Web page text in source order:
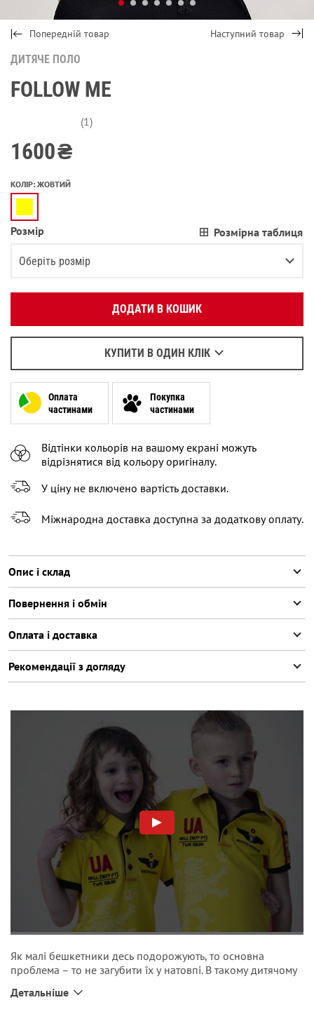
Попередній товар Наступний товар
ДИТЯЧЕ ПОЛО
FOLLOW ME
(1)
1600₴
КОЛІР: ЖОВТИЙ
Розмір Розмірна таблиця
Оберіть розмір
1-2 (80-92 СМ) В залишку останній товар
6-7 (116-122 СМ) Залишилося3речі
7-8 (122-128 СМ) В залишку останній товар
9-10 (129-140 СМ) Повідомити про наявність
11-12 (141-152 СМ) Повідомити про наявність
ДОДАТИ В КОШИК
КУПИТИ В ОДИН КЛІК
Вкажіть ваш номер телефону:
OK
Написати у WhatsApp
Оплата
частинами
Покупка
частинами
Відтінки кольорів на вашому екрані можуть
відрізнятися від кольору оригіналу.
У ціну не включено вартість доставки.
Міжнародна доставка доступна за додаткову оплату.
Опис і склад
Повернення і обмін
Оплата і доставка
Рекомендації з догляду
Як малі бешкетники десь подорожують, то основна
проблема – то не загубити їх у натовпі. В такому дитячому
провітрювачі, аби швидше вистигнути після забави,
Детальніше